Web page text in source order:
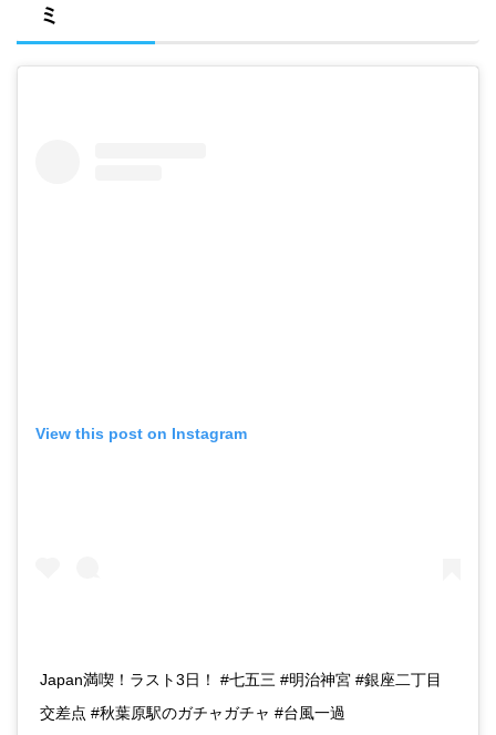
ミ
View this post on Instagram
Japan満喫！ラスト3日！ #七五三 #明治神宮 #銀座二丁目
交差点 #秋葉原駅のガチャガチャ #台風一過